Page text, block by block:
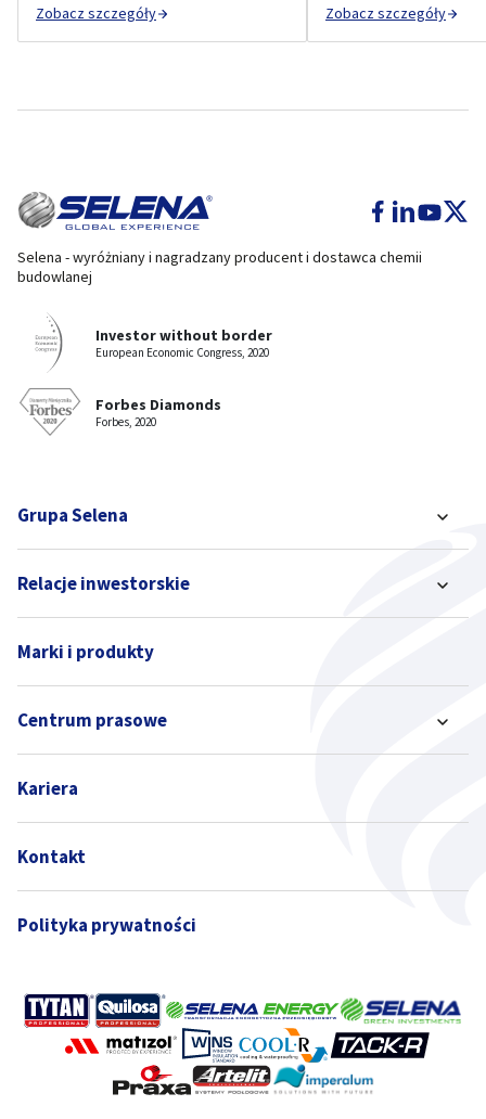
Zobacz szczegóły Zobacz szczegóły
Selena - wyróżniany i nagradzany producent i dostawca chemii
budowlanej
Investor without border
European Economic Congress, 2020
Forbes Diamonds
Forbes, 2020
Grupa Selena
Relacje inwestorskie
Marki i produkty
Centrum prasowe
Kariera
Kontakt
Polityka prywatności